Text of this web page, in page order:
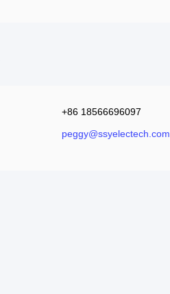
+86 18566696097
peggy@ssyelectech.com